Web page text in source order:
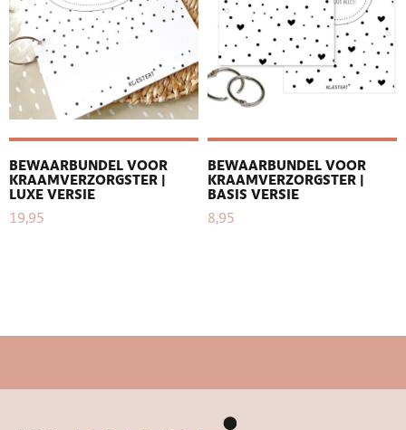
BEWAARBUNDEL VOOR
KRAAMVERZORGSTER |
LUXE VERSIE
19,95
BEWAARBUNDEL VOOR
KRAAMVERZORGSTER |
BASIS VERSIE
8,95